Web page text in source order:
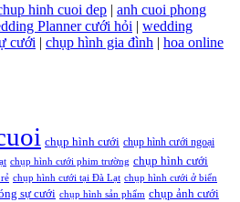
hinh cuoi dep | anh cuoi phong
Planner cưới hỏi | wedding
cưới | chụp hình gia đình | hoa online
chụp hình cưới chụp hình cưới ngoại
chụp hình cưới phim trường chụp hình cưới
chụp hình cưới tại Đà Lạt chụp hình cưới ở biển
sự cưới chụp hình sản phẩm chụp ảnh cưới